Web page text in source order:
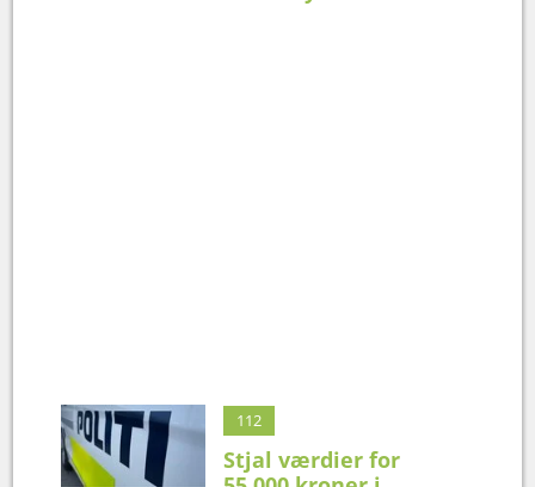
112
Stjal værdier for